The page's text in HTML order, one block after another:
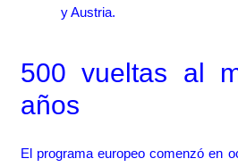
y Austria.
500 vueltas al
años
El programa europeo comenzó en